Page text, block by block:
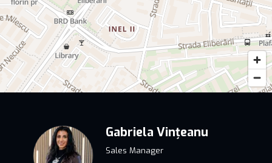
Gabriela Vințeanu
Sales Manager